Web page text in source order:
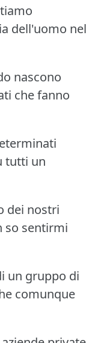
dell'uomo nel
nascono
che fanno
tutti un
dei nostri
so sentirmi
un gruppo di
comunque